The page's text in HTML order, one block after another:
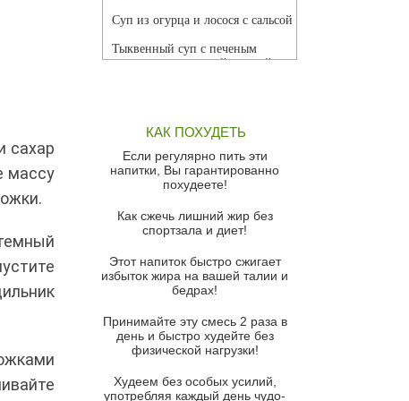
сахар
массу
Суп из огурца и лосося с сальсой
Тыквенный суп с печеным
чесноком и томатной сальсой
красного перца
Парижский луковый суп
Суп из спаржи и горошка с
Суп-крем из цветной капусты
Французский луковый суп
Суп из баклажанов с моцареллой
Грибной крем-суп с кростини с
козьим сыром
Суп мисо с зеленым луком и
тофу
КАК ПОХУДЕТЬ
Если регулярно пить эти
напитки, Вы гарантированно
похудеете!
Как сжечь лишний жир без
спортзала и диет!
Этот напиток быстро сжигает
избыток жира на вашей талии и
бедрах!
Принимайте эту смесь 2 раза в
день и быстро худейте без
физической нагрузки!
Худеем без особых усилий,
употребляя каждый день чудо-